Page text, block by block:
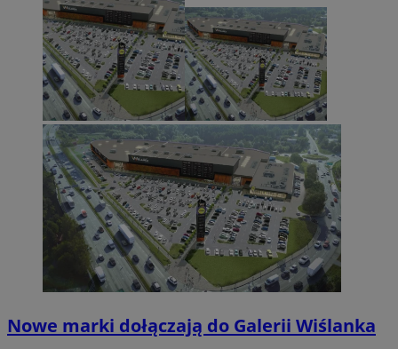
Nowe marki dołączają do Galerii Wiślanka